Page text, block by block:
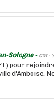
Sologne - CDI -
pour
d'Amboise.